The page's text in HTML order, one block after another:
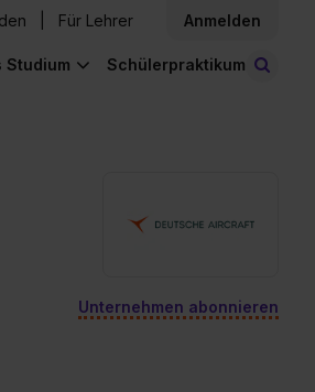
Für Lehrer Anmelden
Studium Schülerpraktikum
Unternehmen abonnieren